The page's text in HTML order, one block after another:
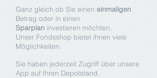
Ganz gleich ob Sie einen einmaligen
Betrag oder in einen
Sparplan investieren möchten.
Unser Fondsshop bietet ihnen viele
Möglichkeiten.
Sie haben jederzeit Zugriff über unsere
App auf Ihren Depotstand.